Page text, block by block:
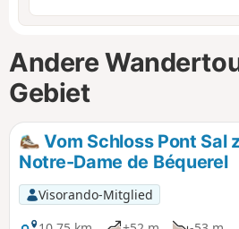
Andere
Gebiet
Vom Schloss Pont Sal
Notre-Dame de Béquerel
Visorando-Mitglied